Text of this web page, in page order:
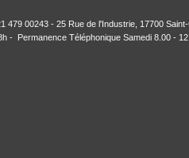
479 00243 - 25 Rue de l'Industrie, 17700
- Permanence Téléphonique Samedi 8.00 -